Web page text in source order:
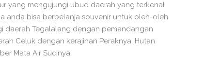
yang mengujungi ubud daerah yang terkenal
anda bisa berbelanja souvenir untuk oleh-oleh
daerah Tegalalang dengan pemandangan
Celuk dengan kerajinan Peraknya, Hutan
Mata Air Sucinya.